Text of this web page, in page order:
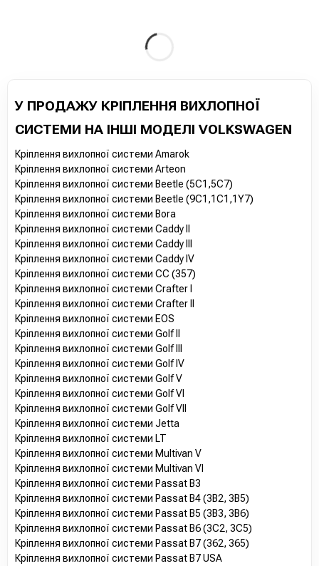
У ПРОДАЖУ КРІПЛЕННЯ ВИХЛОПНОЇ
СИСТЕМИ НА ІНШІ МОДЕЛІ VOLKSWAGEN
Кріплення вихлопної системи Amarok
Кріплення вихлопної системи Arteon
Кріплення вихлопної системи Beetle (5C1,5C7)
Кріплення вихлопної системи Beetle (9C1,1C1,1Y7)
Кріплення вихлопної системи Bora
Кріплення вихлопної системи Caddy II
Кріплення вихлопної системи Caddy III
Кріплення вихлопної системи Caddy IV
Кріплення вихлопної системи CC (357)
Кріплення вихлопної системи Crafter I
Кріплення вихлопної системи Crafter II
Кріплення вихлопної системи EOS
Кріплення вихлопної системи Golf II
Кріплення вихлопної системи Golf III
Кріплення вихлопної системи Golf IV
Кріплення вихлопної системи Golf V
Кріплення вихлопної системи Golf VI
Кріплення вихлопної системи Golf VII
Кріплення вихлопної системи Jetta
Кріплення вихлопної системи LT
Кріплення вихлопної системи Multivan V
Кріплення вихлопної системи Multivan VI
Кріплення вихлопної системи Passat B3
Кріплення вихлопної системи Passat B4 (3B2, 3B5)
Кріплення вихлопної системи Passat B5 (3B3, 3B6)
Кріплення вихлопної системи Passat B6 (3C2, 3C5)
Кріплення вихлопної системи Passat B7 (362, 365)
Кріплення вихлопної системи Passat B7 USA